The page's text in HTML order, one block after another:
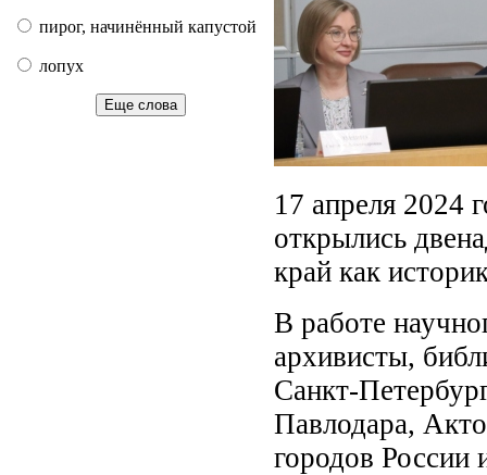
пирог, начинённый капустой
лопух
Еще слова
17 апреля 2024
открылись
край как
В работе
архивисты,
Санкт-
Павлодара,
городов России